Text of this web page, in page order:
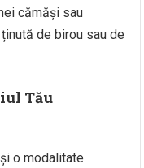
cămăși sau
de birou sau de
Tău
o modalitate